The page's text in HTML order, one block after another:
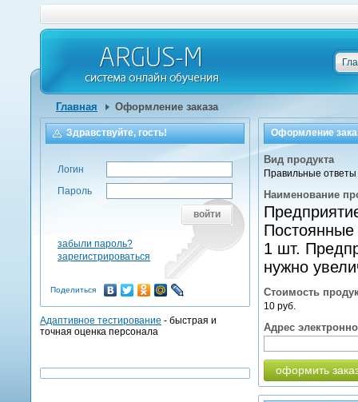
Главная Оформление заказа
Оформление
Вид продукта
Правильные ответы
Наименование
1 шт.
нужно
Стоимость
10 руб.
Адрес
оформить
Здравствуйте, гость!
Логин
Пароль
войти
забыли пароль?
зарегистрироваться
Поделиться
Адаптивное тестирование - быстрая и
точная оценка персонала